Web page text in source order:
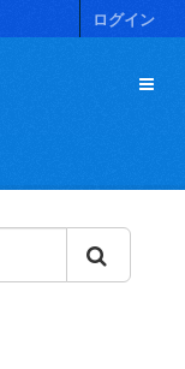
ログイン